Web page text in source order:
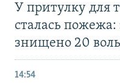
У притулку для
сталась
знищено 20
14:54